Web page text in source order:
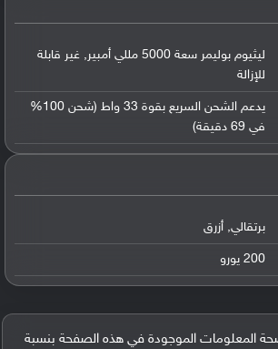
ليثيوم بوليمر سعة 5000 مللي أمبير, غير قابلة
للإزالة
يدعم الشحن السريع بقوة 33 واط (شحن 100%
في 69 دقيقة)
برتقالي, أزرق
200 يورو
المعلومات الموجودة في هذه الصفحة بنسبة